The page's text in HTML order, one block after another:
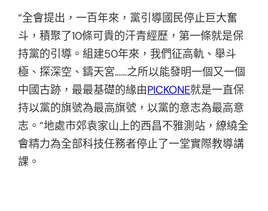
“全會提出，一百年來，黨引導國民停止巨大奮
斗，積聚了10條可貴的汗青經歷，第一條就是保
持黨的引導。組建50年來，我們征高軌、舉斗
極、探深空、鑄天宮……之所以能發明一個又一個
中國古跡，最最基礎的緣由PICKONE就是一直保
持以黨的旗號為最高旗號，以黨的意志為最高意
志。”地處市郊袁家山上的西昌不雅測站，繚繞全
會精力為全部科技任務者停止了一堂實際教導講
課。